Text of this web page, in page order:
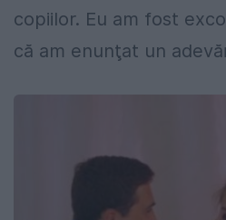
copiilor. Eu am fost
că am enunţat un